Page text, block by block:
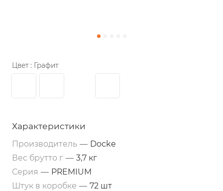
Цвет : Графит
Характеристики
Производитель — Docke
Вес брутто г — 3,7 кг
Серия — PREMIUM
Штук в коробке — 72 шт